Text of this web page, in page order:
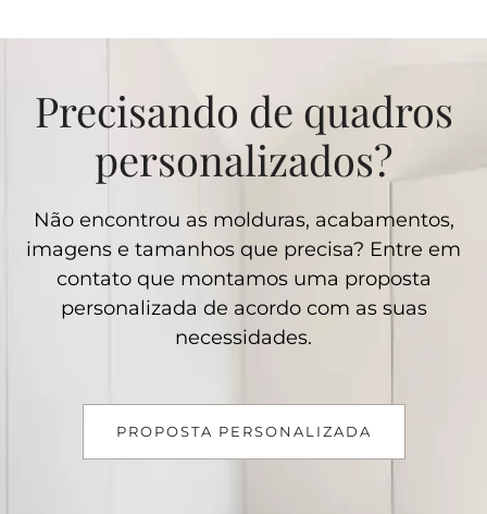
Precisando de quadros
personalizados?
Não encontrou as molduras, acabamentos,
imagens e tamanhos que precisa? Entre em
contato que montamos uma proposta
personalizada de acordo com as suas
necessidades.
PROPOSTA PERSONALIZADA